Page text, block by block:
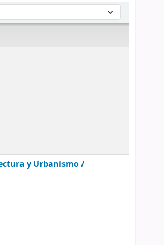
y Urbanismo /